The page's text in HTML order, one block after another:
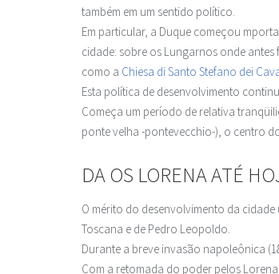
também em um sentido político.
Em particular, a Duque começou
cidade: sobre os Lungarnos onde
como a Chiesa di Santo Stefano dei
Esta política de desenvolvimento
Começa um período de relativa
ponte velha -pontevecchio-), o centro
DA OS LORENA ATÉ
O mérito do desenvolvimento da
Toscana e de Pedro Leopoldo.
Durante a breve invasão napoleônica
Com a retomada do poder pelos